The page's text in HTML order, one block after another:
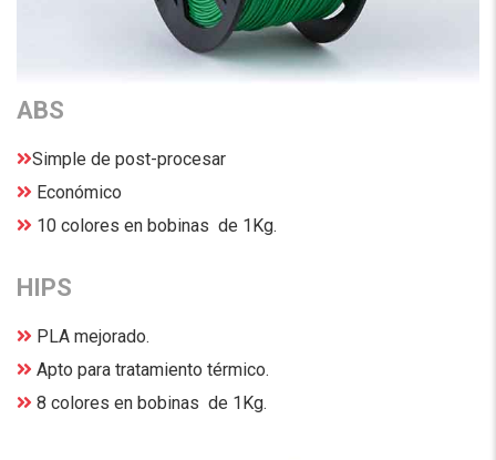
ABS
Simple de post-procesar
Económico
10 colores en bobinas de 1Kg.
HIPS
PLA mejorado.
Apto para tratamiento térmico.
8 colores en bobinas de 1Kg.